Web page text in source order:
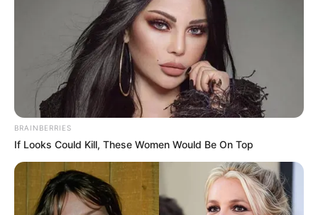
Πλημμύρισε ο δρόμος Δροσιά-Λουκίσια
Ο δυνατός αέρας έβγαλε μέχρι και βάρκες
στην στεριά!
BRAINBERRIES
If Looks Could Kill, These Women Would Be On Top